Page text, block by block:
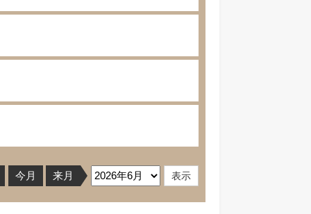
今月 来月